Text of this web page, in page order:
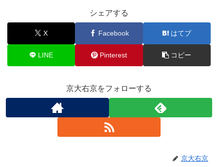
シェアする
X Facebook はてブ
LINE Pinterest コピー
京大右京をフォローする
京大右京